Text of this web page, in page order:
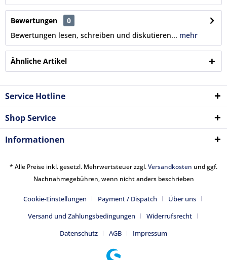
Bewertungen
0
Bewertungen lesen, schreiben und diskutieren... mehr
Ähnliche Artikel
Service Hotline
Shop Service
Informationen
* Alle Preise inkl. gesetzl. Mehrwertsteuer zzgl.Versandkosten und ggf.
Nachnahmegebühren, wenn nicht anders beschrieben
Cookie-Einstellungen Payment / Dispatch
Über uns
Versand und Zahlungsbedingungen
Widerrufsrecht
Datenschutz
AGB Impressum